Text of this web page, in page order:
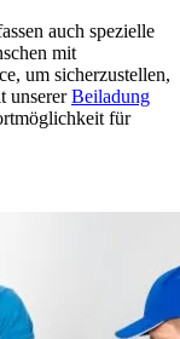
auch spezielle
mit
um sicherzustellen,
unsererBeiladung
für